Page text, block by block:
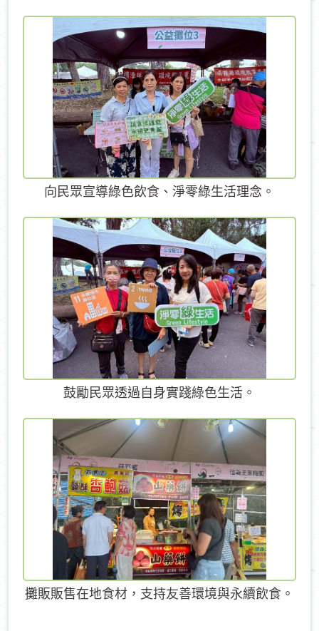
向民眾宣導綠色飲食、淨零綠生活理念。
鼓勵民眾透過自身實踐綠色生活。
攤販販售在地食材，支持友善環境與永續飲食。